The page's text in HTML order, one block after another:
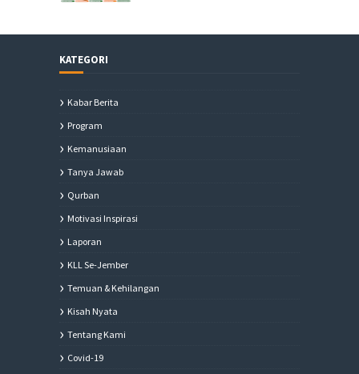
KATEGORI
Kabar Berita
Program
Kemanusiaan
Tanya Jawab
Qurban
Motivasi Inspirasi
Laporan
KLL Se-Jember
Temuan & Kehilangan
Kisah Nyata
Tentang Kami
Covid-19